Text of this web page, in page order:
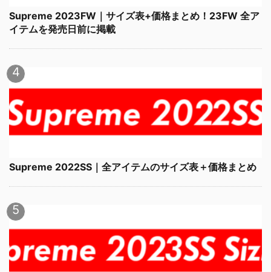
Supreme 2023FW｜サイズ表+価格まとめ！23FW 全ア
イテムを発売日前に掲載
Supreme 2022SS｜全アイテムのサイズ表＋価格まとめ